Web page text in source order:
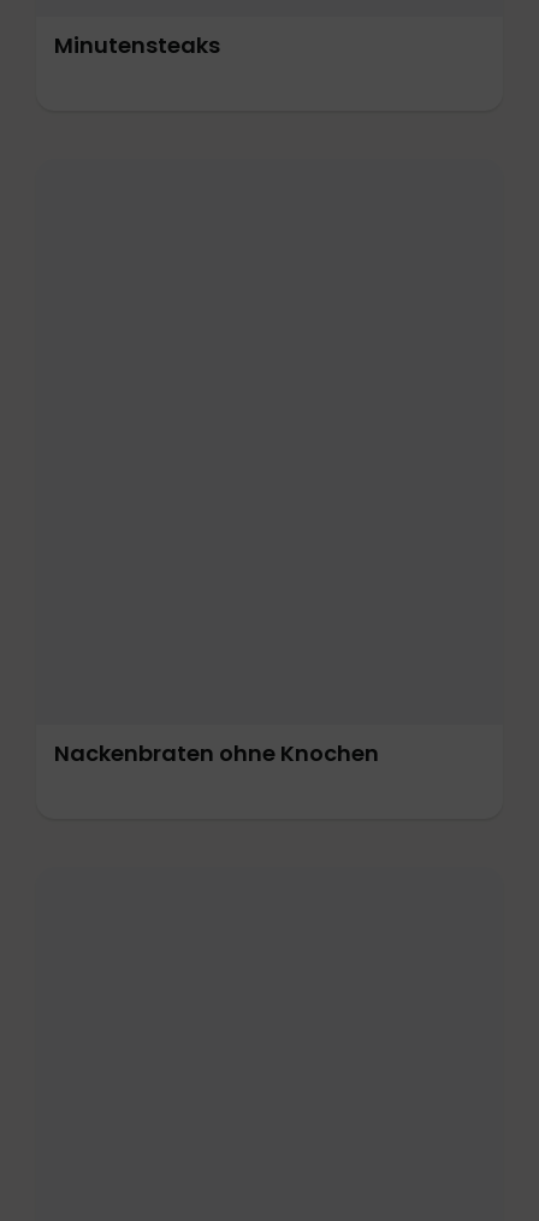
Minutensteaks
Nackenbraten ohne Knochen